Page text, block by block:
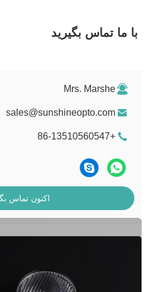
با ما تماس بگیرید
Mrs. Marshe
sales@sunshineopto.com
+86-13510560547
اکنون تماس